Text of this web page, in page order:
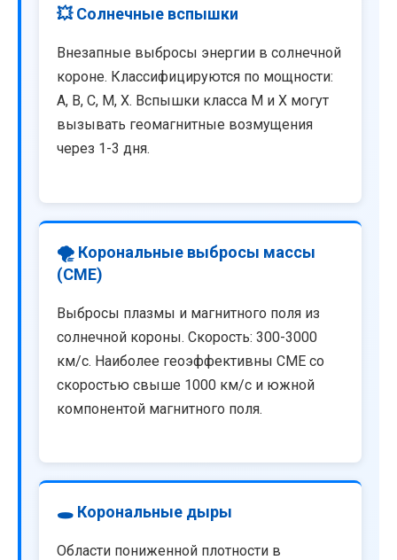
💥 Солнечные вспышки
Внезапные выбросы энергии в солнечной
короне. Классифицируются по мощности:
A, B, C, M, X. Вспышки класса M и X могут
вызывать геомагнитные возмущения
через 1-3 дня.
🌪️ Корональные выбросы массы
(CME)
Выбросы плазмы и магнитного поля из
солнечной короны. Скорость: 300-3000
км/с. Наиболее геоэффективны CME со
скоростью свыше 1000 км/с и южной
компонентой магнитного поля.
🕳️ Корональные дыры
Области пониженной плотности в